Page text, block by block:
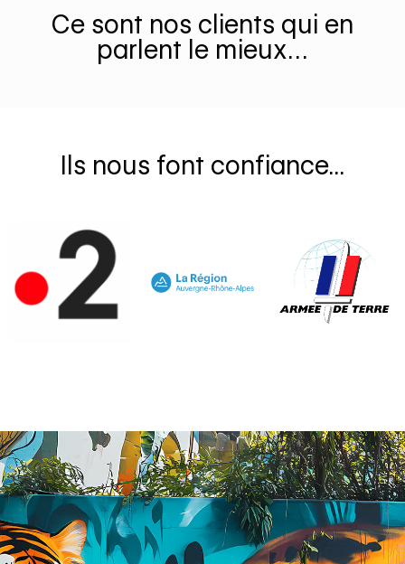
Ce sont nos clients qui en
parlent le mieux…
Ils nous font confiance...